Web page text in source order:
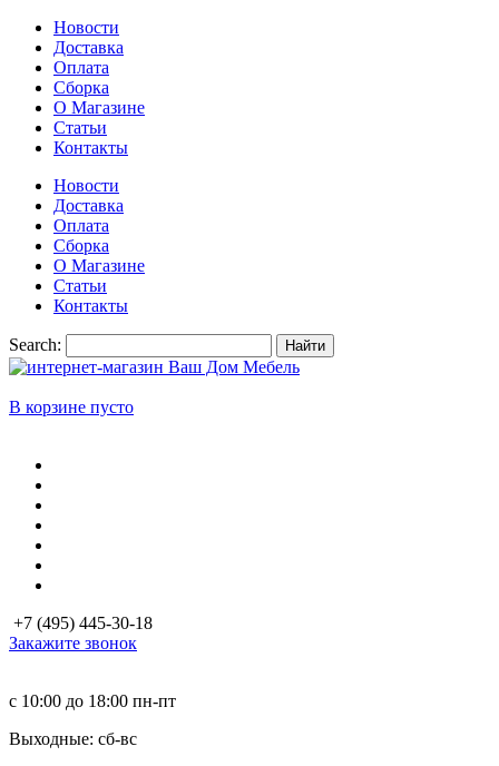
Новости
Доставка
Оплата
Сборка
О Магазине
Статьи
Контакты
Новости
Доставка
Оплата
Сборка
О Магазине
Статьи
Контакты
Search: Найти
В корзине пусто
+7 (495) 445-30-18
Закажите звонок
с 10:00 до 18:00 пн-пт
Выходные: сб-вc